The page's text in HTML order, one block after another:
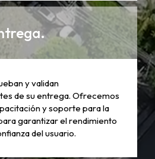
y validan
de su entrega. Ofrecemos
y soporte para la
garantizar el rendimiento
del usuario.